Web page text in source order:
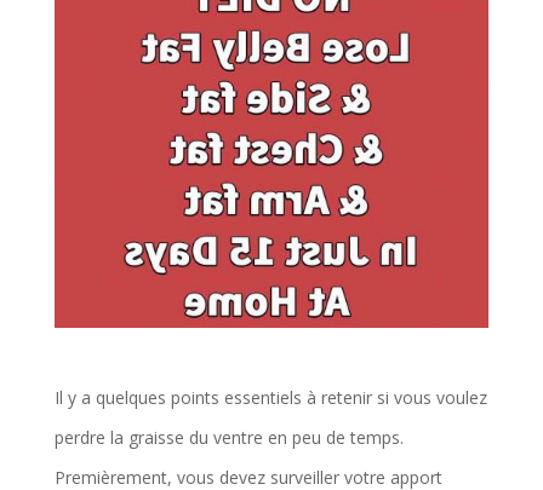
Il y a quelques points essentiels à retenir si vous voulez
perdre la graisse du ventre en peu de temps.
Premièrement, vous devez surveiller votre apport